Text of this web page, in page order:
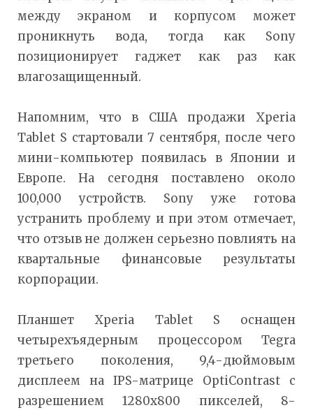
между экраном и корпусом может
проникнуть вода, тогда как Sony
позиционирует гаджет как раз как
влагозащищенный.
Напомним, что в США продажи Xperia
Tablet S стартовали 7 сентября, после чего
мини-компьютер появилась в Японии и
Европе. На сегодня поставлено около
100,000 устройств. Sony уже готова
устранить проблему и при этом отмечает,
что отзыв не должен серьезно повлиять на
квартальные финансовые результаты
корпорации.
Планшет Xperia Tablet S оснащен
четырехъядерным процессором Tegra
третьего поколения, 9,4-дюймовым
дисплеем на IPS-матрице OptiContrast с
разрешением 1280х800 пикселей, 8-